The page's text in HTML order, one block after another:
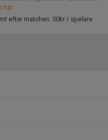
här
efter matchen. 50kr / spelare